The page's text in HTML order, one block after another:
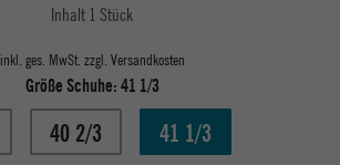
Inhalt 1 Stück
inkl. ges. MwSt. zzgl. Versandkosten
Größe Schuhe:41 1/3
40 2/3 41 1/3